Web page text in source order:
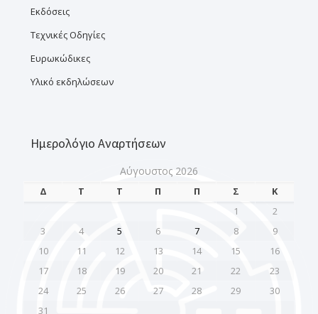
Εκδόσεις
Τεχνικές Οδηγίες
Ευρωκώδικες
Υλικό εκδηλώσεων
Ημερολόγιο Αναρτήσεων
Αύγουστος 2026
Δ Τ Τ Π Π Σ
Κ
1
2
3
4 5 6 7 8
9
10
11 12 13 14 15
16
17
18 19 20 21 22
23
24
25 26 27 28 29
30
31